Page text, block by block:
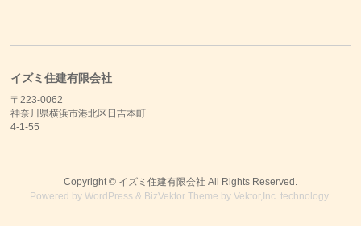
イズミ住建有限会社
〒223-0062
神奈川県横浜市港北区日吉本町
4-1-55
Copyright © イズミ住建有限会社 All Rights Reserved.
Powered byWordPress & BizVektor Theme byVektor,Inc. technology.